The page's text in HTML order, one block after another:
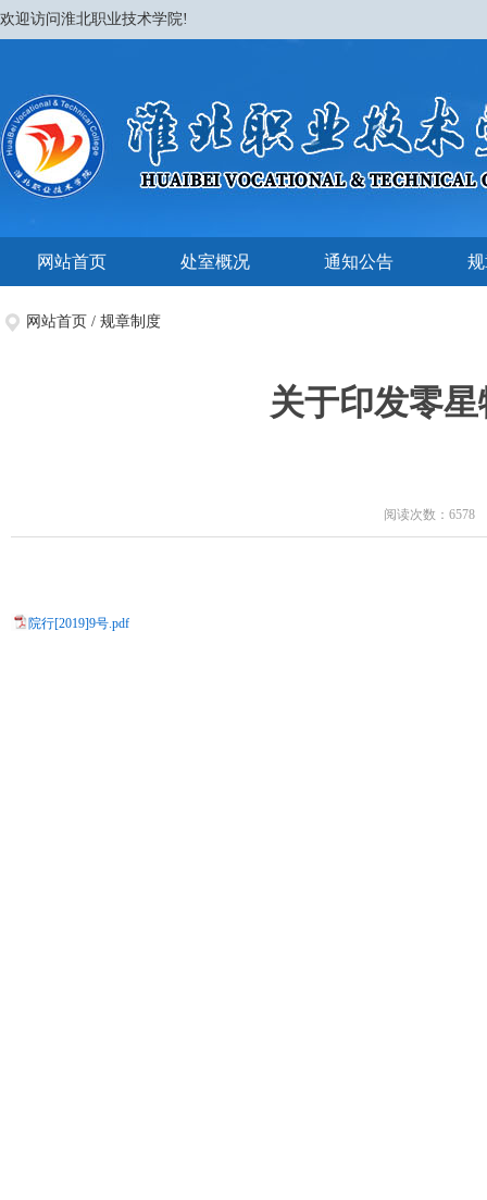
欢迎访问淮北职业技术学院!
网站首页 处室概况 通知公告
网站首页 / 规章制度
关于印发零
阅读次数：6578
院行[2019]9号.pdf